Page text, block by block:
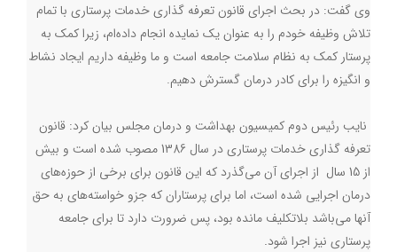
وی گفت: در بحث اجرای قانون تعرفه گذاری خدمات پرستاری با تمام
تلاش وظیفه خودم را به عنوان یک نمایده انجام داده‌ام، زیرا کمک به
پرستار کمک به نظام سلامت جامعه است و ما وظیفه داریم ایجاد نشاط
و انگیزه را برای کادر درمان گسترش دهیم.
نایب رئیس دوم کمیسیون بهداشت و درمان مجلس بیان کرد: قانون
تعرفه گذاری خدمات پرستاری در سال 1386 مصوب شده است و بیش
از 15 سال از اجرای آن می‌گذرد که این قانون برای برخی از حوزه‌های
درمان اجرایی شده است، اما برای پرستاران که جزو خواسته‌های به حق
آنها می‌باشد بلاتکلیف مانده بود، پس ضرورت دارد تا برای جامعه
پرستاری نیز اجرا شود.